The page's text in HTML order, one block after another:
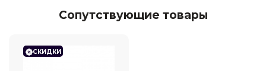
Сопутствующие товары
СКИДКИ